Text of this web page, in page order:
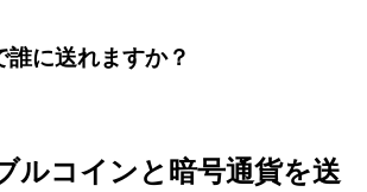
に送れますか？
ルコインと暗号通貨を送